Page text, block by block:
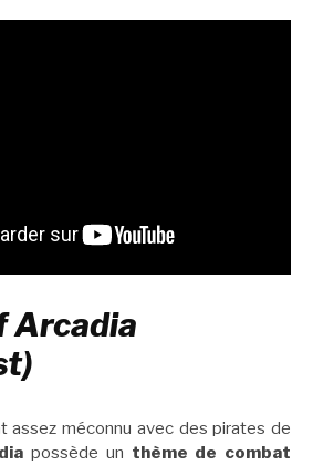
Arcadia
assez méconnu avec des pirates de
possède un thème de combat